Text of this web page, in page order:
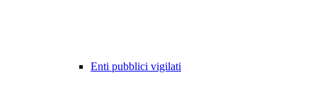
Enti pubblici vigilati